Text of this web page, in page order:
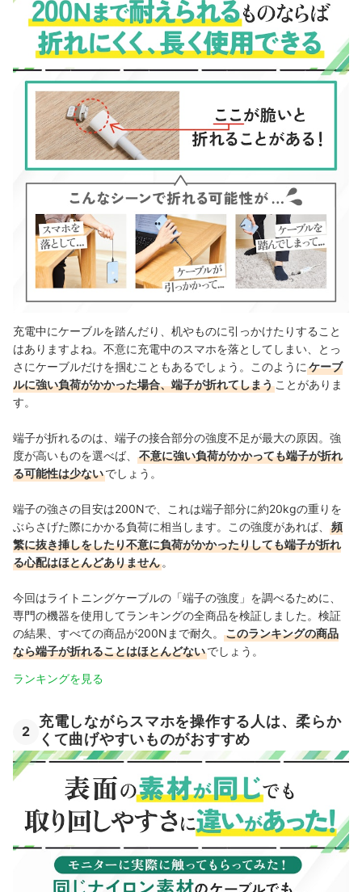
充電中にケーブルを踏んだり、机やものに引っかけたりすること
はありますよね。不意に充電中のスマホを落としてしまい、とっ
さにケーブルだけを掴むこともあるでしょう。このように ケーブ
ルに強い負荷がかかった場合、端子が折れてしまう ことがありま
す。
端子が折れるのは、端子の接合部分の強度不足が最大の原因。強
度が高いものを選べば、
不意に強い負荷がかかっても端子が折れ
る可能性は少ないでしょう。
端子の強さの目安は200Nで、これは端子部分に約20kgの重りを
ぶらさげた際にかかる負荷に相当します。この強度があれば、
頻
繁に抜き挿しをしたり不意に負荷がかかったりしても端子が折れ
る心配はほとんどありません 。
今回はライトニングケーブルの「端子の強度」を調べるために、
専門の機器を使用してランキングの全商品を検証しました。検証
の結果、すべての商品が200Nまで耐久。
このランキングの商品
なら端子が折れることはほとんどないでしょう。
ランキングを見る
2
充電しながらスマホを操作する人は、柔らか
くて曲げやすいものがおすすめ